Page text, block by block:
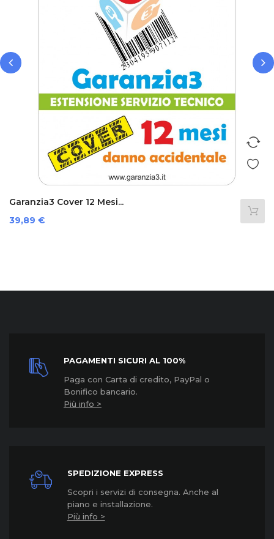
Garanzia3 Cover 12 Mesi...
Prezzo
39,89 €
PAGAMENTI SICURI AL 100%
Paga con Carta di credito, PayPal o
Bonifico bancario.
Più info >
SPEDIZIONE EXPRESS
Scopri i servizi di consegna. Anche al
piano e installazione.
Più info >